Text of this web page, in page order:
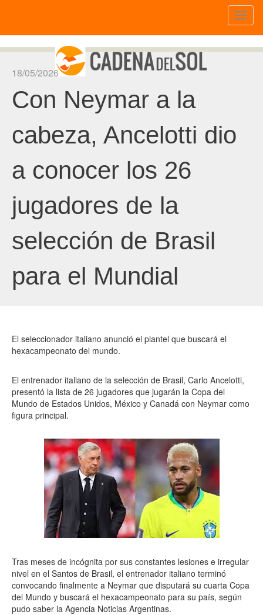
18/05/2026
Con Neymar a la
cabeza, Ancelotti dio
a conocer los 26
jugadores de la
selección de Brasil
para el Mundial
El seleccionador italiano anunció el plantel que buscará el
hexacampeonato del mundo.
El entrenador italiano de la selección de Brasil, Carlo Ancelotti,
presentó la lista de 26 jugadores que jugarán la Copa del
Mundo de Estados Unidos, México y Canadá con Neymar como
figura principal.
Tras meses de incógnita por sus constantes lesiones e irregular
nivel en el Santos de Brasil, el entrenador italiano terminó
convocando finalmente a Neymar que disputará su cuarta Copa
del Mundo y buscará el hexacampeonato para su país, según
pudo saber la Agencia Noticias Argentinas.